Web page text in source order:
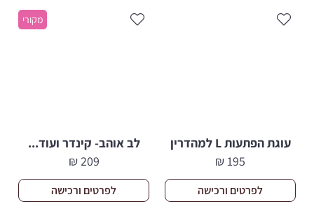
עוגת הפתעות L למהדרין
195
₪
לפרטים ורכישה
מקורי
לב אוהב- קינדר ועוד...
209
₪
לפרטים ורכישה